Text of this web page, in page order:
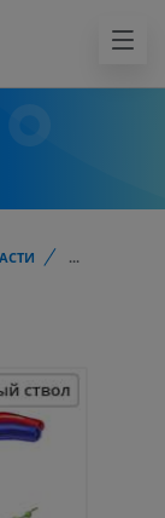
...